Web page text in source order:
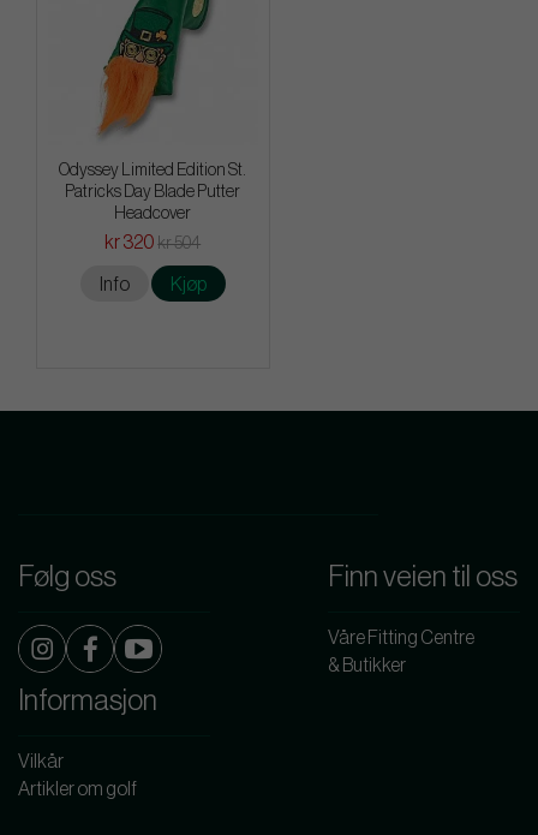
Odyssey Limited Edition St.
Patricks Day Blade Putter
Headcover
kr 320 kr 504
Info Kjøp
Følg oss Finn veien til oss
Våre Fitting Centre
& Butikker
Informasjon
Vilkår
Artikler om golf